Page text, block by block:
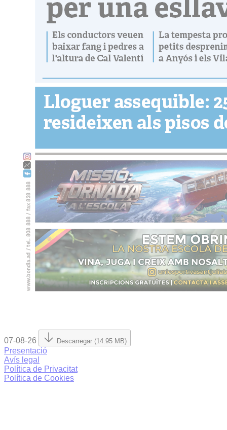
07-08-26 Descarregar (14.95 MB)
Presentació
Avís legal
Política de Privacitat
Política de Cookies